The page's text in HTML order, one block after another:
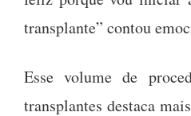
transplante” contou
Esse volume de
transplantes destaca